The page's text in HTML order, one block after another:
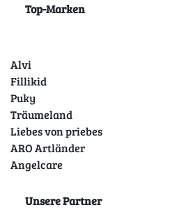
Top-Marken
Alvi
Fillikid
Puky
Träumeland
Liebes von priebes
ARO Artländer
Angelcare
Unsere Partner